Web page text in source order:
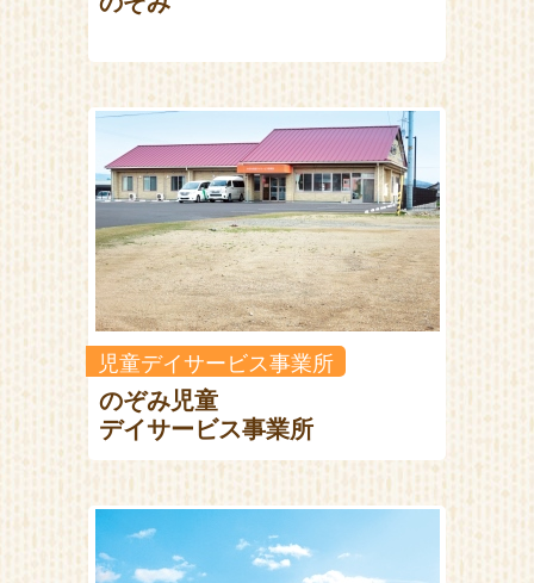
児童デイサービス事業所
のぞみ児童
デイサービス事業所